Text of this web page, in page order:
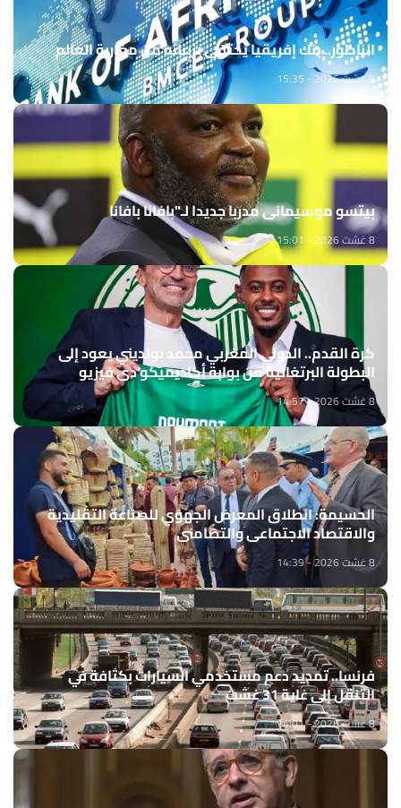
الناظور.. بنك إفريقيا يحتفي بزبنائه من مغاربة العالم
8 غشت 2026 - 15:35
بيتسو موسيماني مدربا جديدا لـ"بافانا بافانا
8 غشت 2026 - 15:01
كرة القدم.. الدولي المغربي محمد بولديني يعود إلى
البطولة البرتغالية من بوابة أكاديميكو دي فيزيو
8 غشت 2026 - 14:57
الحسيمة: انطلاق المعرض الجهوي للصناعة التقليدية
والاقتصاد الاجتماعي والتضامني
8 غشت 2026 - 14:39
فرنسا.. تمديد دعم مستخدمي السيارات بكثافة في
التنقل إلى غاية 31 غشت
8 غشت 2026 - 14:01